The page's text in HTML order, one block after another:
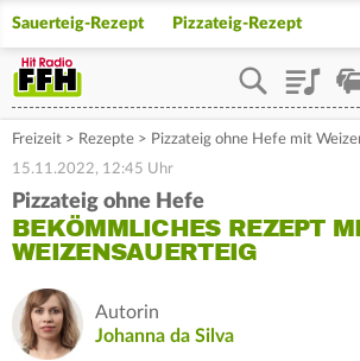
Sauerteig-Rezept Pizzateig-Rezept
Playlist
Freizeit > Rezepte > Pizzateig ohne Hefe mit
15.11.2022, 12:45 Uhr
Pizzateig ohne Hefe
BEKÖMMLICHES REZEPT
WEIZENSAUERTEIG
Autorin
Johanna da Silva